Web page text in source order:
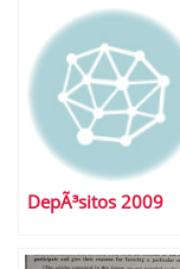
DepÃ³sitos 2009